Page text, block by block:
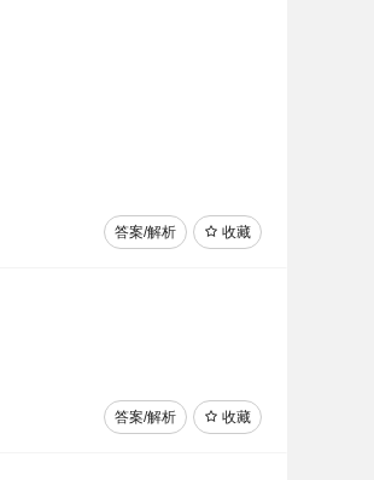
收藏
答案/解析
收藏
答案/解析